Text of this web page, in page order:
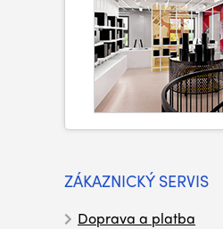
ZÁKAZNICKÝ SERVIS
Doprava a platba